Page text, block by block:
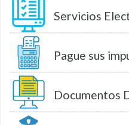
Servicios
Pague sus
Documentos